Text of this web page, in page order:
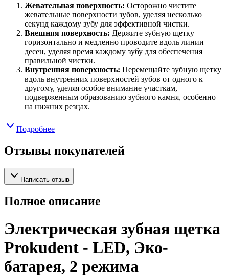
Жевательная поверхность: Осторожно чистите
жевательные поверхности зубов, уделяя несколько
секунд каждому зубу для эффективной чистки.
Внешняя поверхность: Держите зубную щетку
горизонтально и медленно проводите вдоль линии
десен, уделяя время каждому зубу для обеспечения
правильной чистки.
Внутренняя поверхность: Перемещайте зубную щетку
вдоль внутренних поверхностей зубов от одного к
другому, уделяя особое внимание участкам,
подверженным образованию зубного камня, особенно
на нижних резцах.
Подробнее
Отзывы покупателей
Написать отзыв
Полное описание
Электрическая зубная щетка
Prokudent - LED, Эко-
батарея, 2 режима